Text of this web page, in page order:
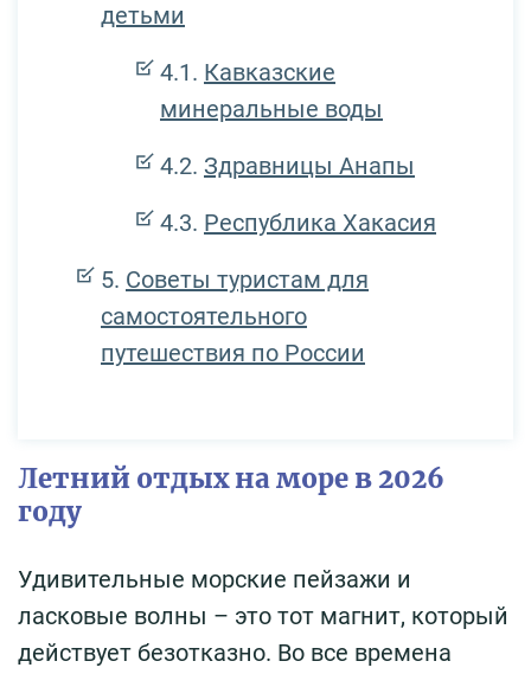
детьми
Кавказские
минеральные воды
Здравницы Анапы
Республика Хакасия
Советы туристам для
самостоятельного
путешествия по России
Летний отдых на море в 2026
году
Удивительные морские пейзажи и
ласковые волны – это тот магнит, который
действует безотказно. Во все времена